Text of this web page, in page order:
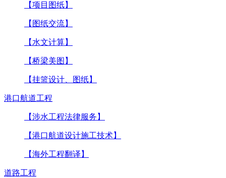
【项目图纸】
【图纸交流】
【水文计算】
【桥梁美图】
【挂篮设计、图纸】
港口航道工程
【涉水工程法律服务】
【港口航道设计施工技术】
【海外工程翻译】
道路工程